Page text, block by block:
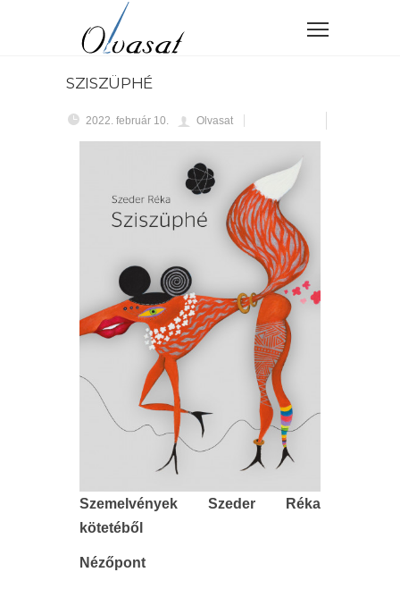
SZISZÜPHÉ
2022. február 10. Olvasat
Szemelvények Szeder Réka
kötetéből
Nézőpont